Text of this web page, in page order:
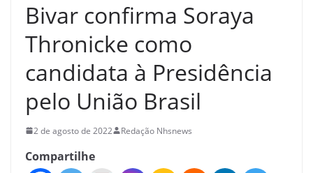
Bivar confirma Soraya
Thronicke como
candidata à Presidência
pelo União Brasil
2 de agosto de 2022 Redação Nhsnews
Compartilhe